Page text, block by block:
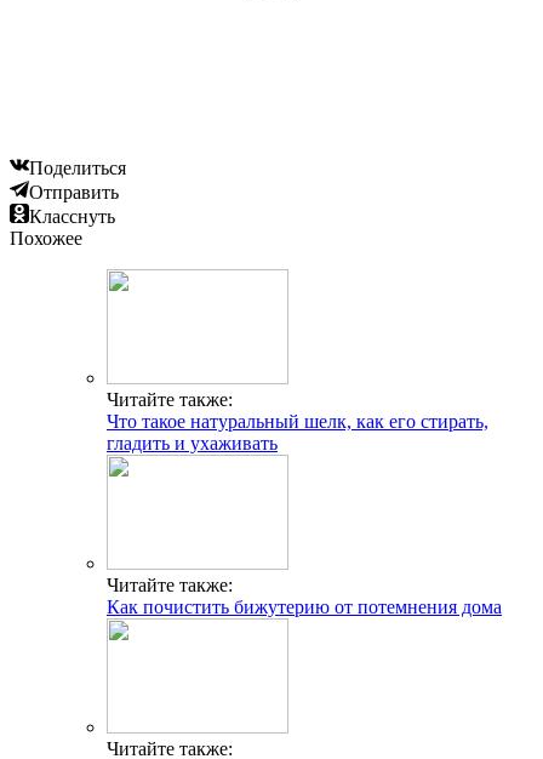
Поделиться
Отправить
Класснуть
Похожее
Читайте также:
Что такое натуральный шелк, как его стирать,
гладить и ухаживать
Читайте также:
Как почистить бижутерию от потемнения дома
Читайте также: